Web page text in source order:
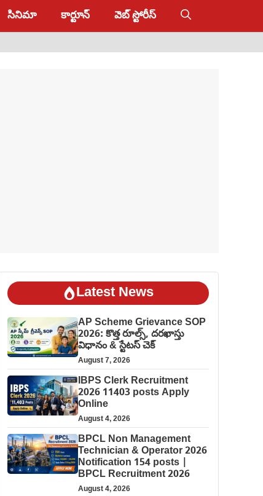
సినిమా కార్టూన్ వెబ్ స్టోరీస్
Latest News
AP Scheme Grievance SOP
2026: కొత్త రూల్స్, దరఖాస్తు
విధానం & స్టేటస్ చెక్
August 7, 2026
IBPS Clerk Recruitment
2026 11403 posts Apply
Online
August 4, 2026
BPCL Non Management
Technician & Operator 2026
Notification 154 posts |
BPCL Recruitment 2026
August 4, 2026